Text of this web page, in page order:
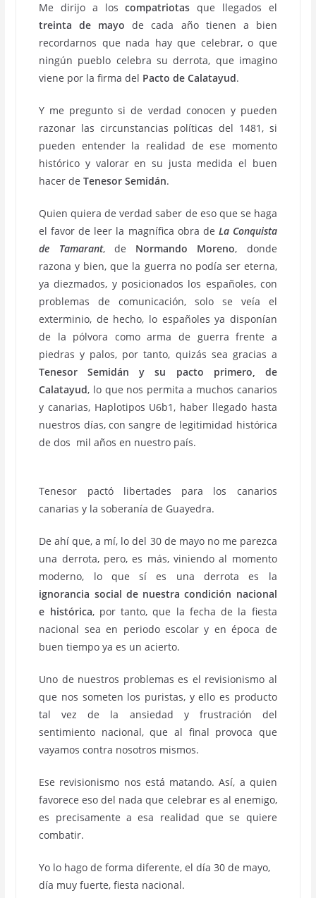
Me dirijo a loscompatriotas que llegados el
treinta de mayo de cada año tienen a bien
recordarnos que nada hay que celebrar, o que
ningún pueblo celebra su derrota, que imagino
viene por la firma del Pacto de Calatayud.
Y me pregunto si de verdad conocen y pueden
razonar las circunstancias políticas del 1481, si
pueden entender la realidad de ese momento
histórico y valorar en su justa medida el buen
hacer deTenesor Semidán.
Quien quiera de verdad saber de eso que se haga
el favor de leer la magnífica obra de La Conquista
de Tamarant, de Normando Moreno, donde
razona y bien, que la guerra no podía ser eterna,
ya diezmados, y posicionados los españoles, con
problemas de comunicación, solo se veía el
exterminio, de hecho, lo españoles ya disponían
de la pólvora como arma de guerra frente a
piedras y palos, por tanto, quizás sea gracias a
Tenesor Semidán y su pacto primero, de
Calatayud, lo que nos permita a muchos canarios
y canarias, Haplotipos U6b1, haber llegado hasta
nuestros días, con sangre de legitimidad histórica
de dos mil años en nuestro país.
Tenesor pactó libertades para los canarios
canarias y la soberanía de Guayedra.
De ahí que, a mí, lo del 30 de mayo no me parezca
una derrota, pero, es más, viniendo al momento
moderno, lo que sí es una derrota es la
ignorancia social de nuestra condición nacional
e histórica, por tanto, que la fecha de la fiesta
nacional sea en periodo escolar y en época de
buen tiempo ya es un acierto.
Uno de nuestros problemas es el revisionismo al
que nos someten los puristas, y ello es producto
tal vez de la ansiedad y frustración del
sentimiento nacional, que al final provoca que
vayamos contra nosotros mismos.
Ese revisionismo nos está matando. Así, a quien
favorece eso del nada que celebrar es al enemigo,
es precisamente a esa realidad que se quiere
combatir.
Yo lo hago de forma diferente, el día 30 de mayo,
día muy fuerte, fiesta nacional.